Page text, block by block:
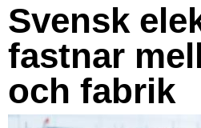
Svensk
fastnar
och fabrik